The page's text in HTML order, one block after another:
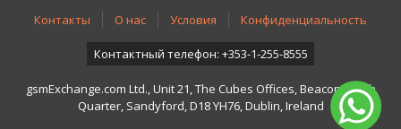
Контакты О нас Условия Конфиденциальность
Контактный телефон: +353-1-255-8555
gsmExchange.com Ltd., Unit 21, The Cubes Offices, Beacon South
Quarter, Sandyford, D18 YH76, Dublin, Ireland